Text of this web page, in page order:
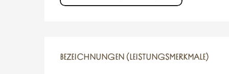
BEZEICHNUNGEN (LEISTUNGSMERKMALE)
BEZEICHNUNGEN (LEISTUNGSMERKMALE)